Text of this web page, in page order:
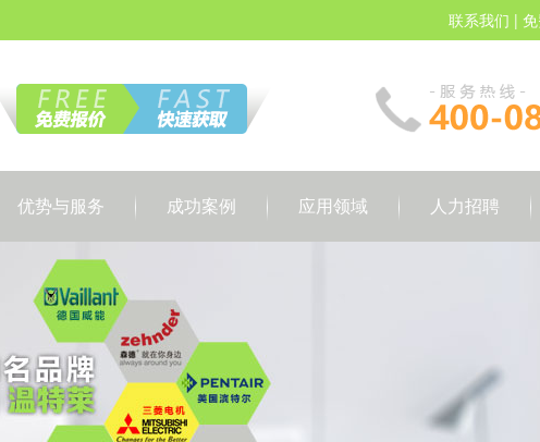
联系我们 |
优势与服务 成功案例 应用领域 人力招聘